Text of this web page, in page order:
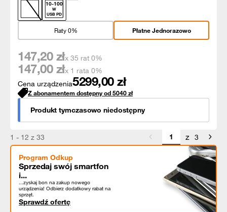
10-100
W
USB PD
Płatne Jednorazowo
Raty 0%
Cena urządzenia5299,00 zł
147,20 złx 35 rat 0%
147,00 złx 1 rata 0%
Z abonamentem dostępny od5040zł
Produkt tymczasowo niedostępny
1 - 12 z 33 z 3
Program Odkup
Sprzedaj swój smartfon
i...
...zyskaj bon na zakup nowego
urządzenia! Odbierz dodatkowy rabat na
sprzęt.
Sprawdź ofertę